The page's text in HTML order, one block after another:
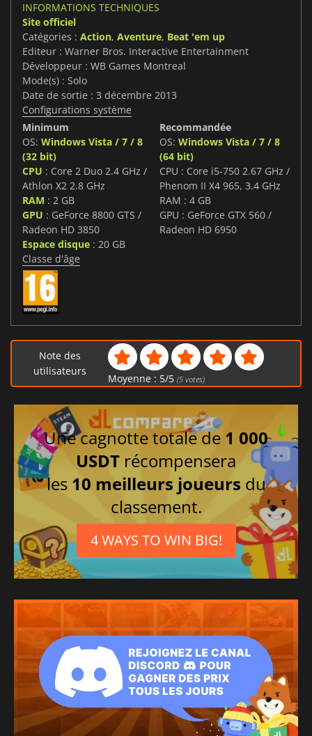
INFORMATIONS TECHNIQUES
Site officiel
Catégories : Action, Aventure, Beat 'em up
Editeur : Warner Bros. Interactive Entertainment
Développeur : WB Games Montreal
Mode(s) : Solo
Date de sortie : 3 décembre 2013
Configurations système
Minimum
OS: Windows Vista / 7 / 8
(32 bit)
CPU : Core 2 Duo 2.4 GHz /
Athlon X2 2.8 GHz
RAM : 2 GB
GPU : GeForce 8800 GTS /
Radeon HD 3850
Espace disque : 20 GB
Recommandée
OS: Windows Vista / 7 / 8
(64 bit)
CPU : Core i5-750 2.67 GHz /
Phenom II X4 965, 3.4 GHz
RAM : 4 GB
GPU : GeForce GTX 560 /
Radeon HD 6950
Classe d'âge
Note des
utilisateurs
Moyenne : 5/5 (5votes)
Une cagnotte totale de 1 000
USDT récompensera
les 10 meilleurs joueurs du
classement.
4 WAYS TO WIN BIG!